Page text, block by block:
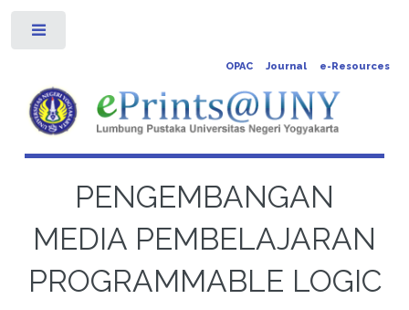
OPAC Journal e-Resources
PENGEMBANGAN
MEDIA PEMBELAJARAN
PROGRAMMABLE LOGIC